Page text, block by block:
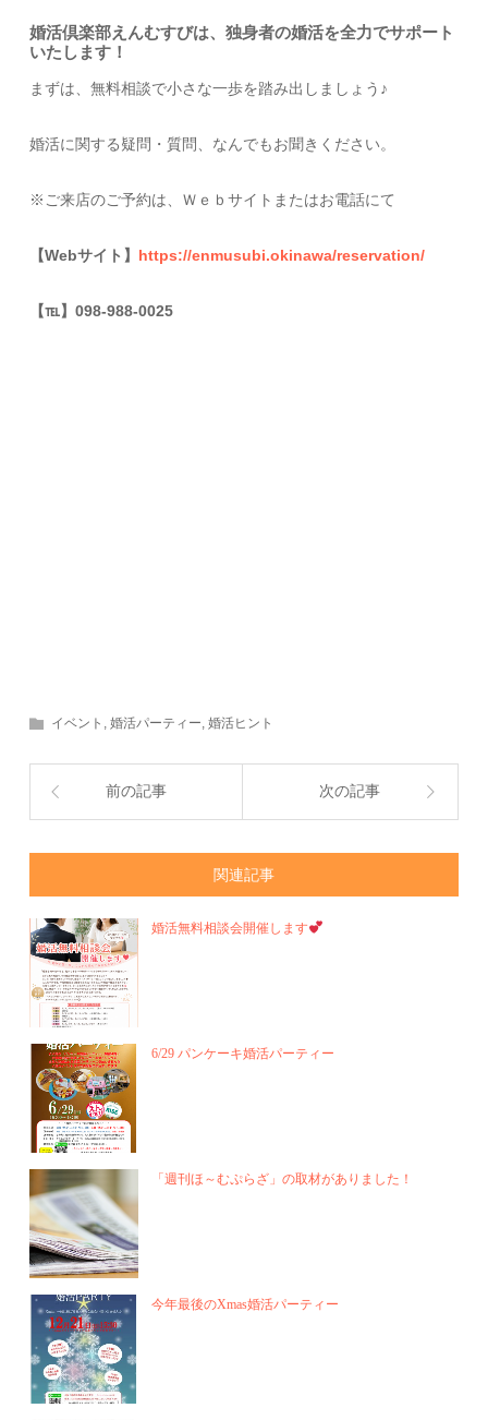
婚活倶楽部えんむすびは、独身者の婚活を全力でサポート
いたします！
まずは、無料相談で小さな一歩を踏み出しましょう♪
婚活に関する疑問・質問、なんでもお聞きください。
※ご来店のご予約は、Ｗｅｂサイトまたはお電話にて
【Webサイト】 https://enmusubi.okinawa/reservation/
【℡】098-988-0025
イベント ,婚活パーティー,婚活ヒント
前の記事 次の記事
関連記事
婚活無料相談会開催します
6/29 パンケーキ婚活パーティー
「週刊ほ～むぷらざ」の取材がありました！
今年最後のXmas婚活パーティー